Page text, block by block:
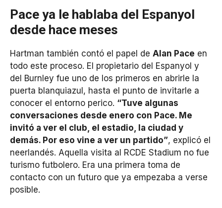
Pace ya le hablaba del Espanyol
desde hace meses
Hartman también contó el papel de Alan Pace en
todo este proceso. El propietario del Espanyol y
del Burnley fue uno de los primeros en abrirle la
puerta blanquiazul, hasta el punto de invitarle a
conocer el entorno perico. “Tuve algunas
conversaciones desde enero con Pace. Me
invitó a ver el club, el estadio, la ciudad y
demás. Por eso vine a ver un partido”, explicó el
neerlandés. Aquella visita al RCDE Stadium no fue
turismo futbolero. Era una primera toma de
contacto con un futuro que ya empezaba a verse
posible.